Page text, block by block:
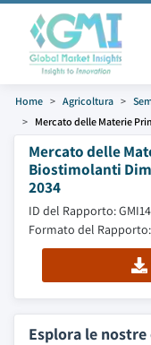
Home Agricoltura
Mercato delle Materie
Mercato delle
Biostimolanti
2034
ID del Rapporto:
Formato del
Esplora le